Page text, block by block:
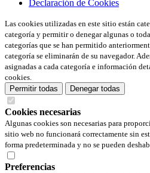
Declaración de Cookies
Las cookies utilizadas en este sitio están
categoría y permitir o denegar algunas o
categorías que se han permitido
categoría se eliminarán de su navegador.
asignadas a cada categoría e información
cookies.
Permitir todas
Denegar todas
Cookies necesarias
Algunas cookies son necesarias para
sitio web no funcionará correctamente sin
forma predeterminada y no se pueden
Preferencias